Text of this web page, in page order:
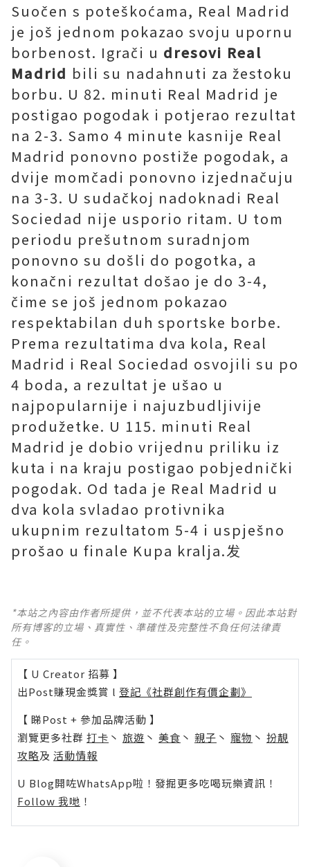
Suočen s poteškoćama, Real Madrid
je još jednom pokazao svoju upornu
borbenost. Igrači u dresovi Real
Madrid bili su nadahnuti za žestoku
borbu. U 82. minuti Real Madrid je
postigao pogodak i potjerao rezultat
na 2-3. Samo 4 minute kasnije Real
Madrid ponovno postiže pogodak, a
dvije momčadi ponovno izjednačuju
na 3-3. U sudačkoj nadoknadi Real
Sociedad nije usporio ritam. U tom
periodu prešutnom suradnjom
ponovno su došli do pogotka, a
konačni rezultat došao je do 3-4,
čime se još jednom pokazao
respektabilan duh sportske borbe.
Prema rezultatima dva kola, Real
Madrid i Real Sociedad osvojili su po
4 boda, a rezultat je ušao u
najpopularnije i najuzbudljivije
produžetke. U 115. minuti Real
Madrid je dobio vrijednu priliku iz
kuta i na kraju postigao pobjednički
pogodak. Od tada je Real Madrid u
dva kola svladao protivnika
ukupnim rezultatom 5-4 i uspješno
prošao u finale Kupa kralja.发
*本站之內容由作者所提供，並不代表本站的立場。因此本站對
所有博客的立場、真實性、準確性及完整性不負任何法律責
任。
【 U Creator 招募 】
出Post賺現金獎賞 l 登記《社群創作有價企劃》
【 睇Post + 參加品牌活動 】
瀏覽更多社群 打卡 丶 旅遊 丶 美食 丶 親子 丶 寵物 丶 扮靚
攻略及 活動情報
U Blog開咗WhatsApp啦！發掘更多吃喝玩樂資訊！
Follow 我哋 ！